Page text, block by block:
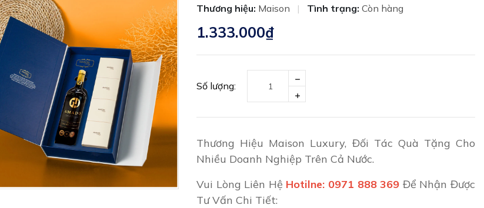
Thương hiệu: Maison | Tình trạng: Còn hàng
1.333.000₫
Số lượng:
Thương Hiệu Maison Luxury, Đối Tác Quà Tặng Cho
Nhiều Doanh Nghiệp Trên Cả Nước.
Vui Lòng Liên Hệ Hotilne: 0971 888 369 Để Nhận Được
Tư Vấn Chi Tiết: